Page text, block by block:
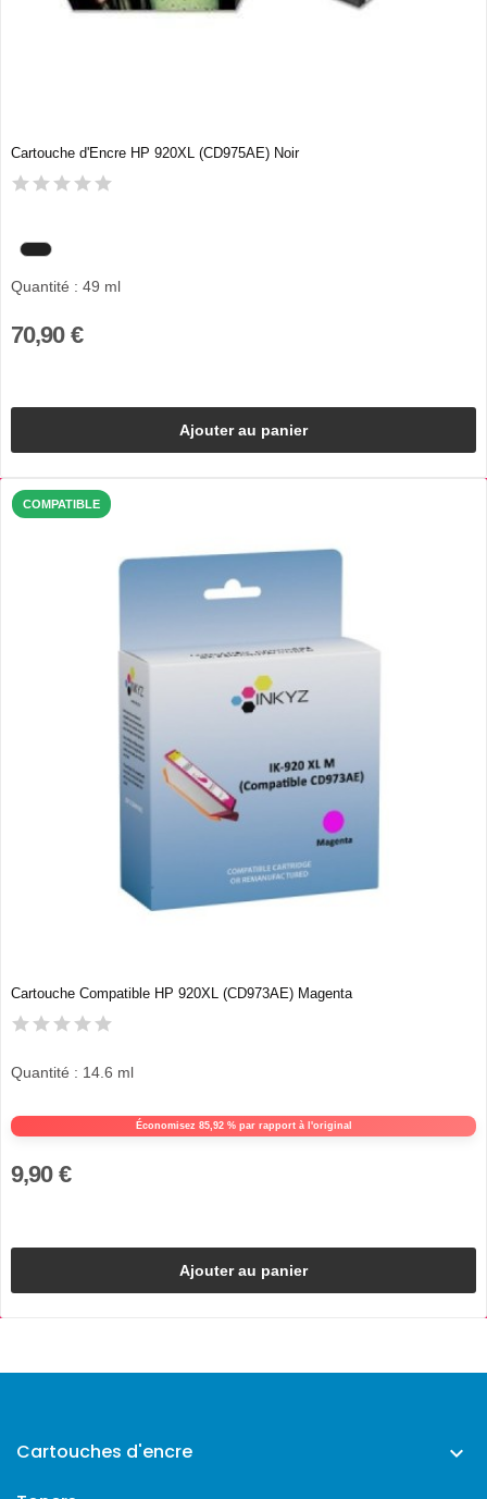
Cartouche d'Encre HP 920XL (CD975AE) Noir
Quantité : 49 ml
70,90 €
Ajouter au panier
COMPATIBLE
Cartouche Compatible HP 920XL (CD973AE) Magenta
Économisez 85,92 % par rapport à l'original
Quantité : 14.6 ml
9,90 €
Ajouter au panier
Cartouches d'encre 